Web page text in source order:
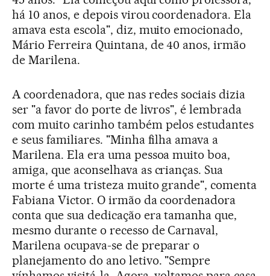
há 10 anos, e depois virou coordenadora. Ela
amava esta escola", diz, muito emocionado,
Mário Ferreira Quintana, de 40 anos, irmão
de Marilena.
A coordenadora, que nas redes sociais dizia
ser "a favor do porte de livros", é lembrada
com muito carinho também pelos estudantes
e seus familiares. "Minha filha amava a
Marilena. Ela era uma pessoa muito boa,
amiga, que aconselhava as crianças. Sua
morte é uma tristeza muito grande", comenta
Fabiana Victor. O irmão da coordenadora
conta que sua dedicação era tamanha que,
mesmo durante o recesso de Carnaval,
Marilena ocupava-se de preparar o
planejamento do ano letivo. "Sempre